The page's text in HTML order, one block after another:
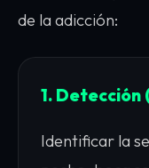
de la adicción:
1. Detección
Identificar la